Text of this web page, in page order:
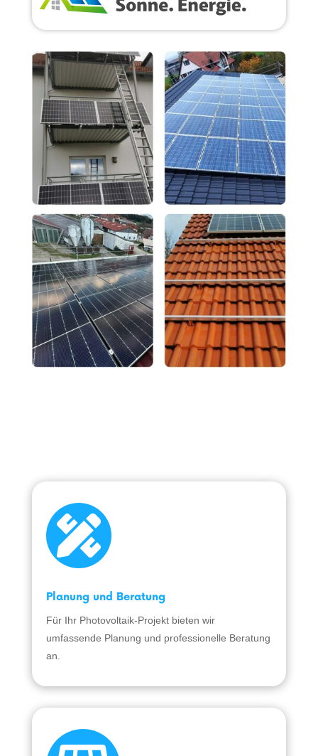

Planung und Beratung
Für Ihr Photovoltaik-Projekt bieten wir
umfassende Planung und professionelle Beratung
an.